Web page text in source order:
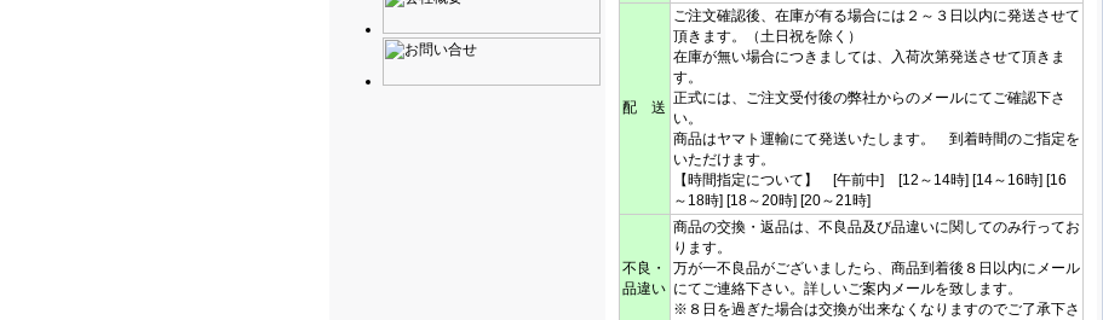
配 送
ご注文確認後、在庫が有る場合には２～３日以内に発送させて
頂きます。（土日祝を除く）
在庫が無い場合につきましては、入荷次第発送させて頂きま
す。
正式には、ご注文受付後の弊社からのメールにてご確認下さ
い。
商品はヤマト運輸にて発送いたします。 到着時間のご指定を
いただけます。
【時間指定について】 [午前中] [12～14時] [14～16時] [16
～18時] [18～20時] [20～21時]
不良・
品違い
商品の交換・返品は、不良品及び品違いに関してのみ行ってお
ります。
万が一不良品がございましたら、商品到着後８日以内にメール
にてご連絡下さい。詳しいご案内メールを致します。
※８日を過ぎた場合は交換が出来なくなりますのでご了承下さ